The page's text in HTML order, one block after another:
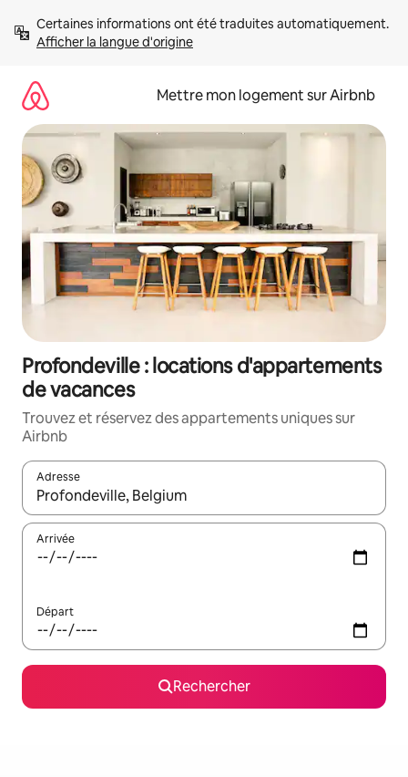
directement
Afficher la langue d'origine
Mettre mon logement sur Airbnb
Profondeville : locations d'appartements
de vacances
Trouvez et réservez des appartements uniques sur
Airbnb
Adresse
Lorsque les résultats s'affichent, utilisez les flèches vers le
Arrivée
Départ
Rechercher